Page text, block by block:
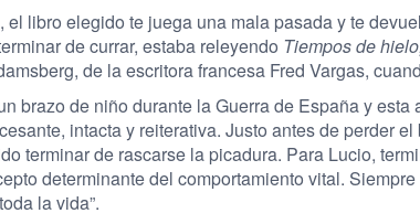
el libro elegido te juega una mala pasada y te
de currar, estaba releyendo Tiempos de
de la escritora francesa Fred Vargas,
brazo de niño durante la Guerra de España y
intacta y reiterativa. Justo antes de perder
terminar de rascarse la picadura. Para Lucio,
determinante del comportamiento vital.
la vida”.